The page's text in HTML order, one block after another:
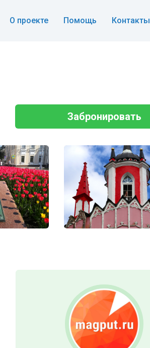
О проекте Помощь Контакты
Забронировать